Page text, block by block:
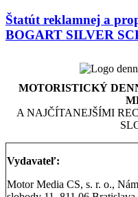
Štatút reklamnej a
BOGART SILVER
MOTORISTICKÝ
A NAJČÍTANEJŠÍMI
Vydavateľ:
Motor Media CS, s. r. o.,